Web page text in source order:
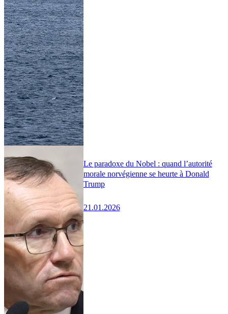
Le paradoxe du Nobel : quand l’autorité
morale norvégienne se heurte à Donald
Trump
21.01.2026